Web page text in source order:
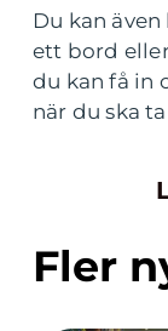
Du kan
ett bord
du kan få in
när du ska
Fler